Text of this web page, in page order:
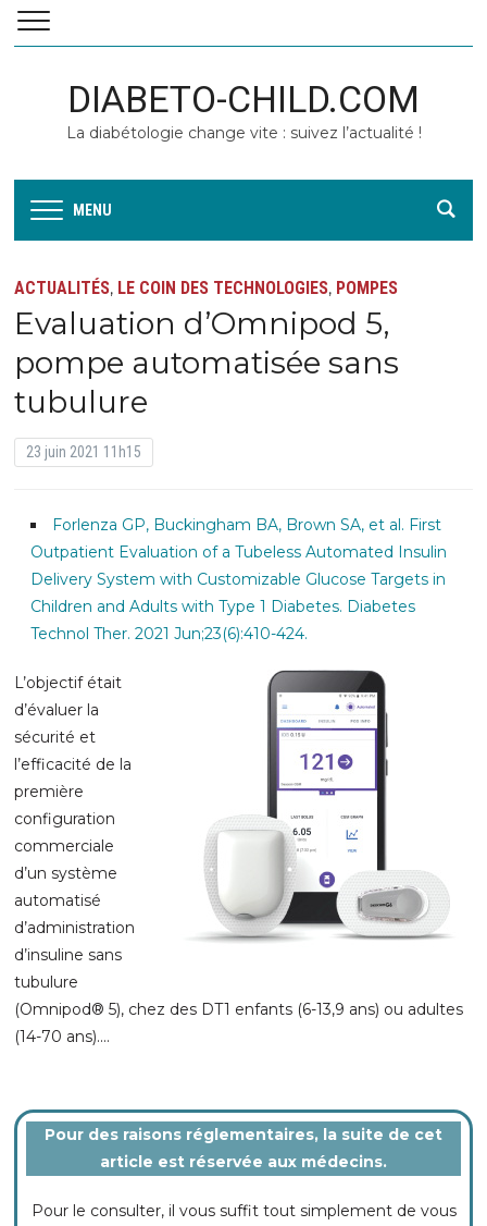
DIABETO-CHILD.COM
La diabétologie change vite : suivez l’actualité !
MENU
ACTUALITÉS, LE COIN DES TECHNOLOGIES, POMPES
Evaluation d’Omnipod 5,
pompe automatisée sans
tubulure
23 juin 2021 11h15
Forlenza GP, Buckingham BA, Brown SA, et al. First
Outpatient Evaluation of a Tubeless Automated Insulin
Delivery System with Customizable Glucose Targets in
Children and Adults with Type 1 Diabetes. Diabetes
Technol Ther. 2021 Jun;23(6):410-424.
L’objectif était
d’évaluer la
sécurité et
l’efficacité de la
première
configuration
commerciale
d’un système
automatisé
d’administration
d’insuline sans
tubulure
(Omnipod® 5), chez des DT1 enfants (6-13,9 ans) ou adultes
(14-70 ans)....
Pour des raisons réglementaires, la suite de cet
article est réservée aux médecins.
Pour le consulter, il vous suffit tout simplement de vous